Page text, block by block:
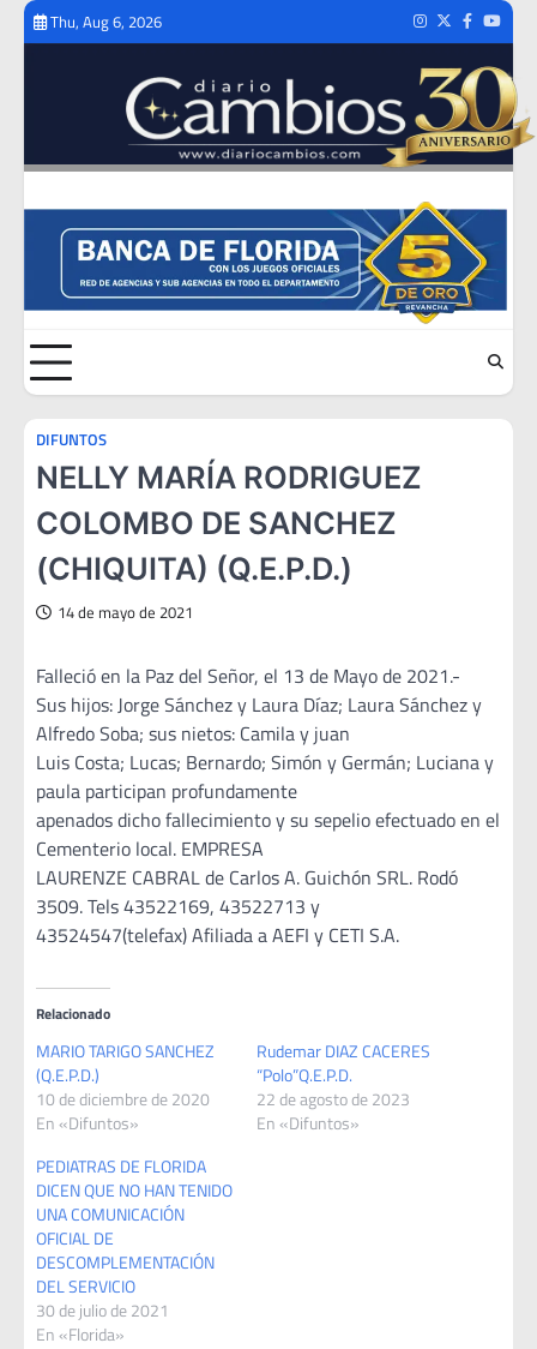
Skip
Thu, Aug 6, 2026 Instagram
TwitterFacebook
DIFUNTOS
NELLY MARÍA RODRIGUEZ
COLOMBO DE SANCHEZ
(CHIQUITA) (Q.E.P.D.)
14 de mayo de 2021
Falleció en la Paz del Señor, el 13 de Mayo de 2021.-
Sus hijos: Jorge Sánchez y Laura Díaz; Laura Sánchez y
Alfredo Soba; sus nietos: Camila y juan
Luis Costa; Lucas; Bernardo; Simón y Germán; Luciana y
paula participan profundamente
apenados dicho fallecimiento y su sepelio efectuado en el
Cementerio local. EMPRESA
LAURENZE CABRAL de Carlos A. Guichón SRL. Rodó
3509. Tels 43522169, 43522713 y
43524547(telefax) Afiliada a AEFI y CETI S.A.
Relacionado
MARIO TARIGO SANCHEZ
(Q.E.P.D.)
10 de diciembre de 2020
En «Difuntos»
Rudemar DIAZ CACERES
“Polo”Q.E.P.D.
22 de agosto de 2023
En «Difuntos»
PEDIATRAS DE FLORIDA
DICEN QUE NO HAN TENIDO
UNA COMUNICACIÓN
OFICIAL DE
DESCOMPLEMENTACIÓN
DEL SERVICIO
30 de julio de 2021
En «Florida»